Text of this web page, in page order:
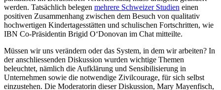
werden. Tatsächlich belegen mehrere Schweizer Studien einen
positiven Zusammenhang zwischen dem Besuch von qualitativ
hochwertigen Kindertagesstätten und schulischen Fortschritten, wie
IBN Co-Präsidentin Brigid O‘Donovan im Chat mitteilte.
Müssen wir uns verändern oder das System, in dem wir arbeiten? In
der anschliessenden Diskussion wurden wichtige Themen
beleuchtet, nämlich die Aufklärung und Sensibilisierung in
Unternehmen sowie die notwendige Zivilcourage, für sich selbst
einzustehen. Die Moderatorin dieser Diskussion, Mary Mayenfisch,